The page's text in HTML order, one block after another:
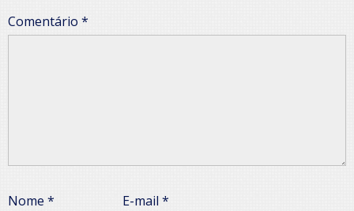
Comentário *
Nome * E-mail *